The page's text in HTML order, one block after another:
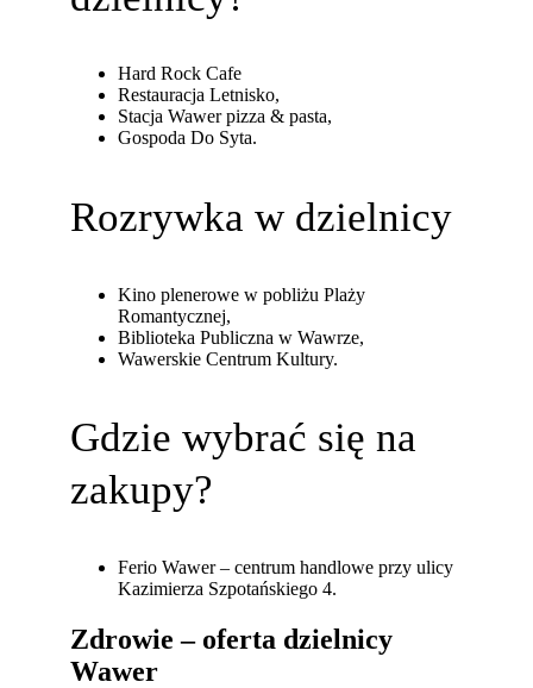
Hard Rock Cafe
Restauracja Letnisko,
Stacja Wawer pizza & pasta,
Gospoda Do Syta.
Rozrywka w dzielnicy
Kino plenerowe w pobliżu Plaży
Romantycznej,
Biblioteka Publiczna w Wawrze,
Wawerskie Centrum Kultury.
Gdzie wybrać się na
zakupy?
Ferio Wawer – centrum handlowe przy ulicy
Kazimierza Szpotańskiego 4.
Zdrowie – oferta dzielnicy
Wawer